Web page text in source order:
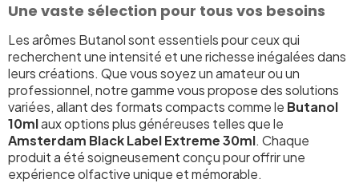
Une vaste sélection pour tous vos besoins
Les arômes Butanol sont essentiels pour ceux qui
recherchent une intensité et une richesse inégalées dans
leurs créations. Que vous soyez un amateur ou un
professionnel, notre gamme vous propose des solutions
variées, allant des formats compacts comme le Butanol
10mlaux options plus généreuses telles que le
Amsterdam Black Label Extreme 30ml. Chaque
produit a été soigneusement conçu pour offrir une
expérience olfactive unique et mémorable.